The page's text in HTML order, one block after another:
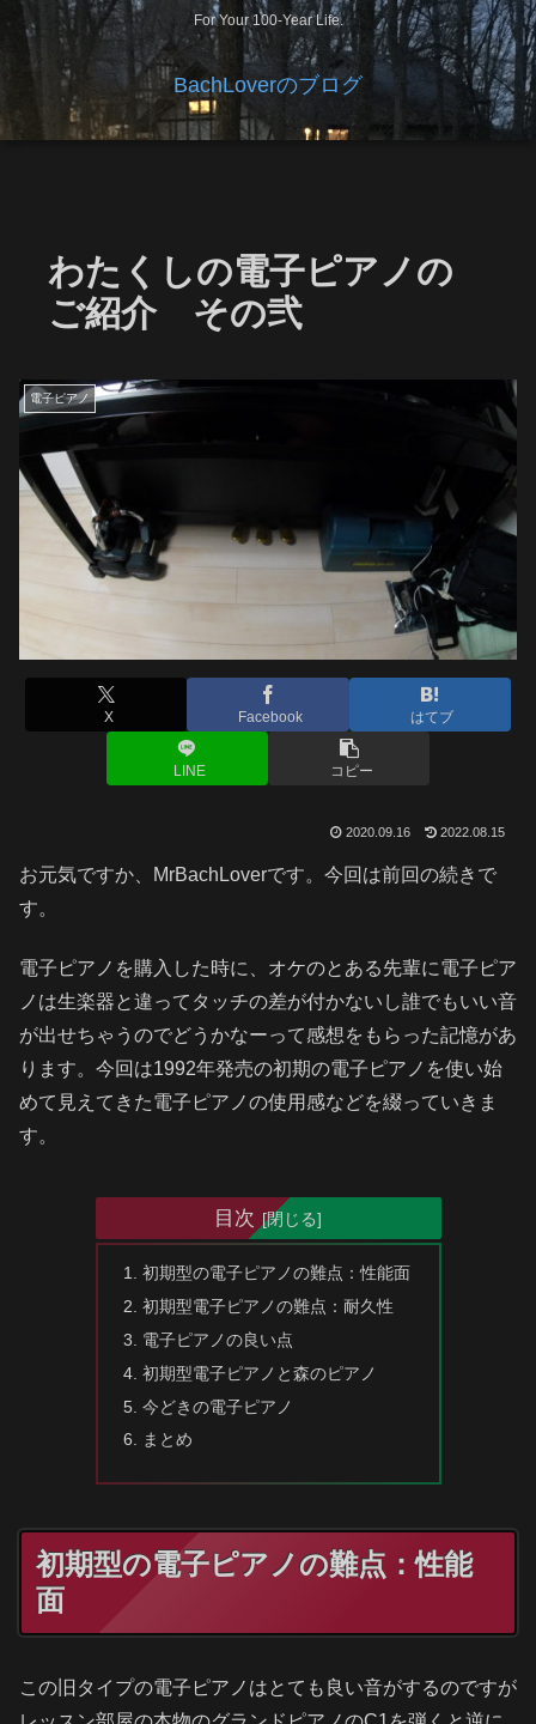
For Your 100-Year Life.
BachLoverのブログ
わたくしの電子ピアノの
ご紹介 その弐
電子ピアノ
X Facebook はてブ
LINE コピー
2020.09.16 2022.08.15
お元気ですか、MrBachLoverです。今回は前回の続きで
す。
電子ピアノを購入した時に、オケのとある先輩に電子ピア
ノは生楽器と違ってタッチの差が付かないし誰でもいい音
が出せちゃうのでどうかなーって感想をもらった記憶があ
ります。今回は1992年発売の初期の電子ピアノを使い始
めて見えてきた電子ピアノの使用感などを綴っていきま
す。
目次
初期型の電子ピアノの難点：性能面
初期型電子ピアノの難点：耐久性
電子ピアノの良い点
初期型電子ピアノと森のピアノ
今どきの電子ピアノ
まとめ
初期型の電子ピアノの難点：性能
面
この旧タイプの電子ピアノはとても良い音がするのですが